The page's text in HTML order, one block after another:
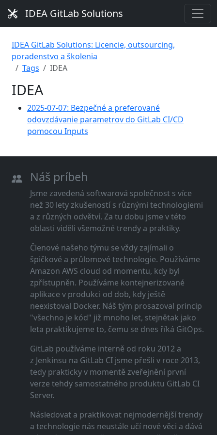
IDEA GitLab Solutions
IDEA GitLab Solutions: Licencie, outsourcing,
poradenstvo a školenia
Tags
IDEA
IDEA
2025-07-07: Bezpečné a preferované
odovzdávanie parametrov do GitLab CI/CD
pomocou Inputs
Náš príbeh
Jsme zavedená softwarová společnost s více
než 30 lety zkušeností s různými technologiemi
a z různých odvětví. Za tu dobu jsme v této
oblasti viděli všemožné trendy a praktiky.
Členové našeho týmu se vždy zajímali o
špičkové a průlomové technologie. Používáme
Amazon AWS cloud od momentu, kdy byl
zpřístupněn. Používáme kontejnerizované
aplikace v produkci od dob, kdy ještě
neexistoval Docker. Náš tým prosazoval princip
"všechno je kód" již mnoho let, stejnětak jako
leta praktikujeme to, čemu se dnes říká GitOps.
GitLab používáme interně od roku 2012 a
z Jenkinsu na GitLab CI jsme přešli v roce 2013,
tedy prakticky v momentě zveřejnění první
verze tehdy samostatného produktu GitLab CI
Server.
Následovat a praktikovat nejmodernější trendy
a technologie nás neustále učí nové věci a dává